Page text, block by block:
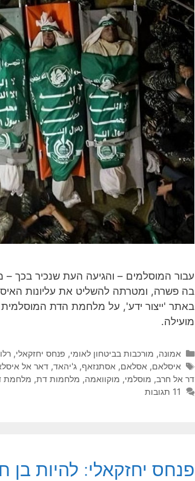
עבור המוסלמים – והגיעה העת שנכיר בכך
בה פשרה, ומטרתה להשליט את עליונות
באתר 'ייצור ידע', על מלחמת הדת
מועילה.
קטגוריות
אמונה, מורכבות בביטחון לאומי, פנחס יחזקאלי,
תגיות
איסלאם, אסלאם, אסתנזאף, ג'יהאד, דאר אל
דר אל חרב, מוסלמי, מוקוואמה, מלחמות דת, מלחמת
11 תגובות
פנחס יחזקאלי: להיות בן